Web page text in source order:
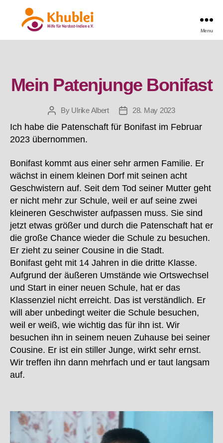
Khublei
Menu
Mein Patenjunge Bonifast
Post
author
By Ulrike Albert
Post28. May 2023
Ich habe die Patenschaft für Bonifast im Februar
2023 übernommen.
Bonifast kommt aus einer sehr armen Familie. Er
wächst in einem kleinen Dorf mit seinen acht
Geschwistern auf. Seit dem Tod seiner Mutter geht
er nicht mehr zur Schule, weil er auf seine zwei
kleineren Geschwister aufpassen muss. Sie sind
jetzt etwas größer und durch die Patenschaft hat er
die große Chance wieder die Schule zu besuchen.
Er zieht zu seiner Cousine in die Stadt.
Bonifast geht mit 14 Jahren in die dritte Klasse.
Aufgrund der äußeren Umstände wie Ortswechsel
und Start in einer neuen Schule, hat er das
Klassenziel nicht erreicht. Das ist verständlich. Er
will aber unbedingt weiter die Schule besuchen,
weil er weiß, wie wichtig das für ihn ist. Wir
besuchen ihn in seinem neuen Zuhause bei seiner
Cousine. Er ist ein stiller Junge, wirkt sehr ernst.
Wir treffen ihn dann mehrfach und er taut langsam
auf.